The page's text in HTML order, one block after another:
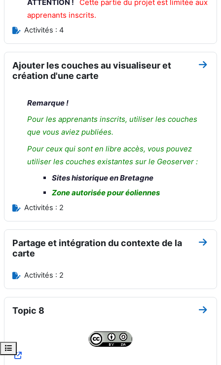
Ouvrir l’index du cours
ATTENTION !
Cette partie du projet est limitée aux
apprenants inscrits.
Activités : 4
Ajouter les couches au visualiseur et
création d'une carte
Aller
Remarque !
Pour les apprenants inscrits, utiliser les couches
que vous aviez publiées.
Pour ceux qui sont en libre accès, vous pouvez
utiliser les couches existantes sur le Geoserver :
Sites historique en Bretagne
Zone autorisée pour éoliennes
Activités : 2
Partage et intégration du contexte de la
carte
Aller
Activités : 2
Topic 8 Aller